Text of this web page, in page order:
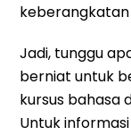
keberangkatan
Jadi, tunggu
berniat untuk
kursus bahasa
Untuk